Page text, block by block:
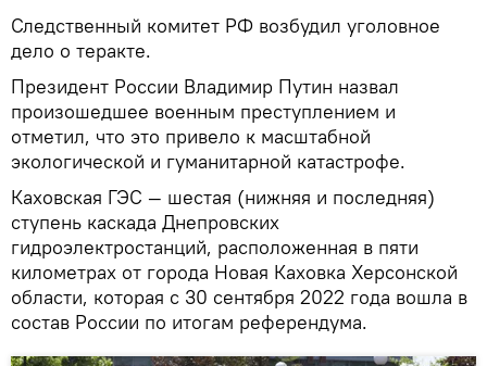
Следственный комитет РФ возбудил уголовное
дело о теракте.
Президент России Владимир Путин назвал
произошедшее военным преступлением и
отметил, что это привело к масштабной
экологической и гуманитарной катастрофе.
Каховская ГЭС — шестая (нижняя и последняя)
ступень каскада Днепровских
гидроэлектростанций, расположенная в пяти
километрах от города Новая Каховка Херсонской
области, которая с 30 сентября 2022 года вошла в
состав России по итогам референдума.